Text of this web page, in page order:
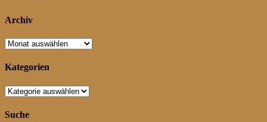
Archiv
Archiv
Kategorien
Kategorien
Suche